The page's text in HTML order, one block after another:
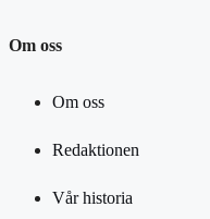
Om oss
Om oss
Redaktionen
Vår historia